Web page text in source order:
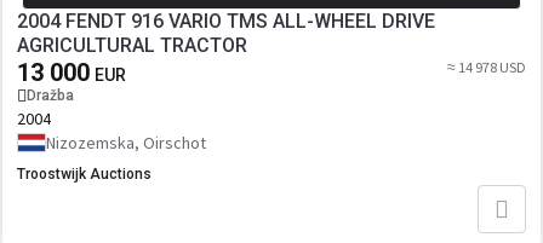
2004 FENDT 916 VARIO TMS ALL-WHEEL DRIVE
AGRICULTURAL TRACTOR
13 000 EUR
Dražba
≈ 14 978 USD
2004
Nizozemska, Oirschot
Troostwijk Auctions